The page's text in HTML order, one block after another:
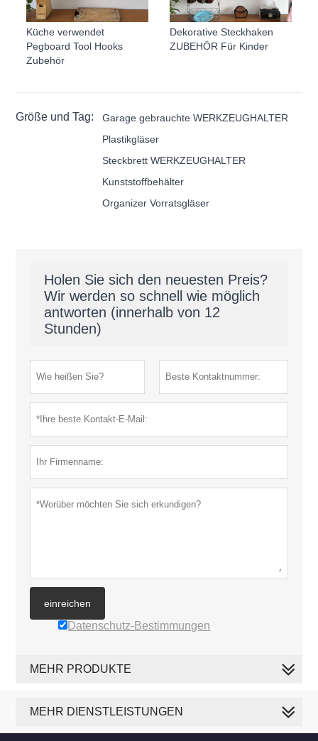
Küche verwendet
Pegboard Tool Hooks
Zubehör
Dekorative Steckhaken
ZUBEHÖR Für Kinder
Größe und Tag:
Garage gebrauchte WERKZEUGHALTER
Plastikgläser
Steckbrett WERKZEUGHALTER
Kunststoffbehälter
Organizer Vorratsgläser
Holen Sie sich den neuesten Preis?
Wir werden so schnell wie möglich
antworten (innerhalb von 12
Stunden)
einreichen
Datenschutz-Bestimmungen
MEHR PRODUKTE
MEHR DIENSTLEISTUNGEN